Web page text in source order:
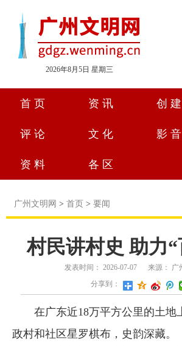
2026年8月5日 星期三
首页 资讯 创建
评论 文化 影音
资料 各区
广州文明网 > 首页 > 要闻
村民讲村史 助力
发表时间： 2026-07-07 来源：
广
分享到：
在广东近18万平方公里的土地
政村和社区星罗棋布，史韵深藏。